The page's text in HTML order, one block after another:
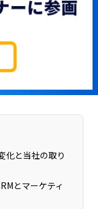
リア
化と当社の取り
とマーケティ